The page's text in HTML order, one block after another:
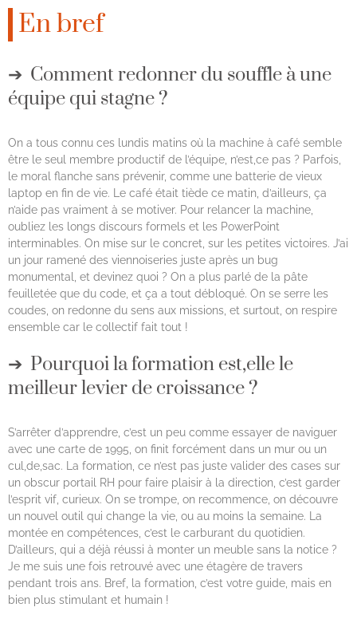
En bref
Comment redonner du souffle à une
équipe qui stagne ?
On a tous connu ces lundis matins où la machine à café semble
être le seul membre productif de l’équipe, n’est,ce pas ? Parfois,
le moral flanche sans prévenir, comme une batterie de vieux
laptop en fin de vie. Le café était tiède ce matin, d’ailleurs, ça
n’aide pas vraiment à se motiver. Pour relancer la machine,
oubliez les longs discours formels et les PowerPoint
interminables. On mise sur le concret, sur les petites victoires. J’ai
un jour ramené des viennoiseries juste après un bug
monumental, et devinez quoi ? On a plus parlé de la pâte
feuilletée que du code, et ça a tout débloqué. On se serre les
coudes, on redonne du sens aux missions, et surtout, on respire
ensemble car le collectif fait tout !
Pourquoi la formation est,elle le
meilleur levier de croissance ?
S’arrêter d’apprendre, c’est un peu comme essayer de naviguer
avec une carte de 1995, on finit forcément dans un mur ou un
cul,de,sac. La formation, ce n’est pas juste valider des cases sur
un obscur portail RH pour faire plaisir à la direction, c’est garder
l’esprit vif, curieux. On se trompe, on recommence, on découvre
un nouvel outil qui change la vie, ou au moins la semaine. La
montée en compétences, c’est le carburant du quotidien.
D’ailleurs, qui a déjà réussi à monter un meuble sans la notice ?
Je me suis une fois retrouvé avec une étagère de travers
pendant trois ans. Bref, la formation, c’est votre guide, mais en
bien plus stimulant et humain !